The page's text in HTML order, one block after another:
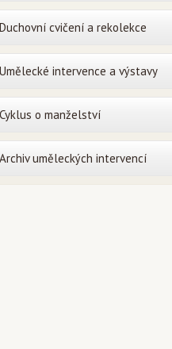
Duchovní cvičení a rekolekce
Umělecké intervence a výstavy
Cyklus o manželství
Archiv uměleckých intervencí